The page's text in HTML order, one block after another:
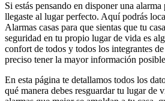
Si estás pensando en disponer una
llegaste al lugar perfecto. Aquí podrás
Alarmas casas para que sientas que tu
seguridad en tu propio lugar de vida es
confort de todos y todos los integrantes
preciso tener la mayor información
En esta página te detallamos todos los
qué manera debes resguardar tu lugar de